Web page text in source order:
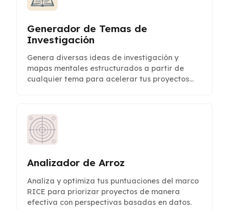
Generador de Temas de
Investigación
Genera diversas ideas de investigación y
mapas mentales estructurados a partir de
cualquier tema para acelerar tus proyectos
Analizador de Arroz
Analiza y optimiza tus puntuaciones del marco
RICE para priorizar proyectos de manera
efectiva con perspectivas basadas en datos.